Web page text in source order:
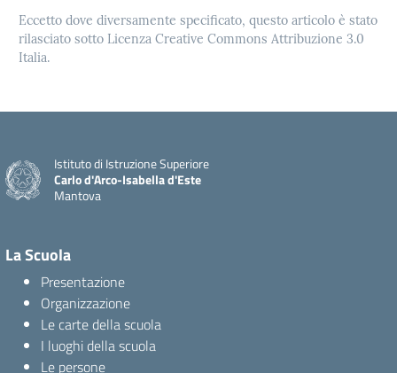
Eccetto dove diversamente specificato, questo articolo è stato
rilasciato sotto Licenza Creative Commons Attribuzione 3.0
Italia.
Istituto di Istruzione Superiore
Carlo d'Arco-Isabella d'Este
Mantova
La Scuola
Presentazione
Organizzazione
Le carte della scuola
I luoghi della scuola
Le persone